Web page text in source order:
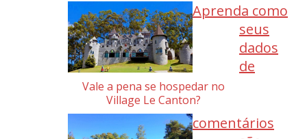
Vale a pena se hospedar no
Village Le Canton?
Aprenda como
seus
dados
de
comentários